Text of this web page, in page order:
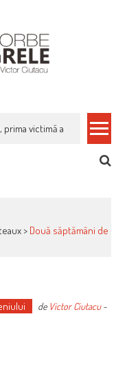
gratuit și eficient,
> Două săptămâni de
de Victor Ciutacu-